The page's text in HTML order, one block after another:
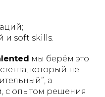
и soft skills.
мы берём это
который не
а
с опытом решения